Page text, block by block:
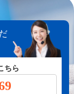
ちら